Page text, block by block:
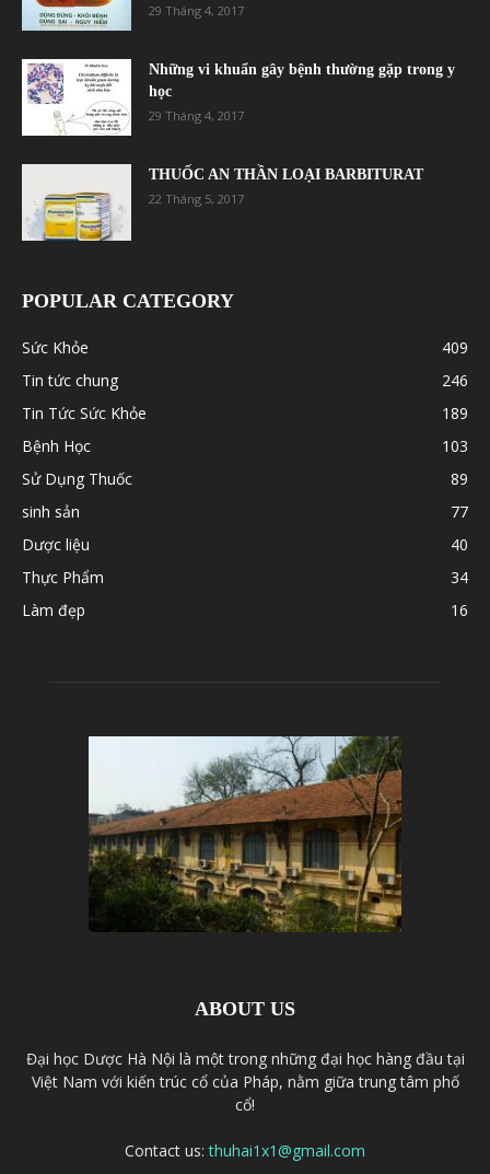
29 Tháng 4, 2017
Những vi khuẩn gây bệnh thường gặp trong y
học
29 Tháng 4, 2017
THUỐC AN THẦN LOẠI BARBITURAT
22 Tháng 5, 2017
POPULAR CATEGORY
Sức Khỏe
409
Tin tức chung
246
Tin Tức Sức Khỏe
189
Bệnh Học
103
Sử Dụng Thuốc
89
sinh sản
77
Dược liệu
40
Thực Phẩm
34
Làm đẹp
16
ABOUT US
Đại học Dược Hà Nội là một trong những đại học hàng đầu tại
Việt Nam với kiến trúc cổ của Pháp, nằm giữa trung tâm phố
cổ!
Contact us:thuhai1x1@gmail.com